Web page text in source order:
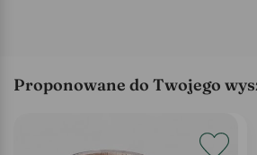
Proponowane do Twojego